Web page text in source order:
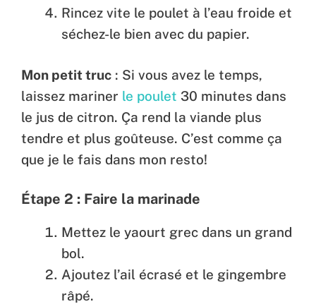
Rincez vite le poulet à l’eau froide et
séchez-le bien avec du papier.
Mon petit truc : Si vous avez le temps,
laissez mariner le poulet 30 minutes dans
le jus de citron. Ça rend la viande plus
tendre et plus goûteuse. C’est comme ça
que je le fais dans mon resto!
Étape 2 : Faire la marinade
Mettez le yaourt grec dans un grand
bol.
Ajoutez l’ail écrasé et le gingembre
râpé.